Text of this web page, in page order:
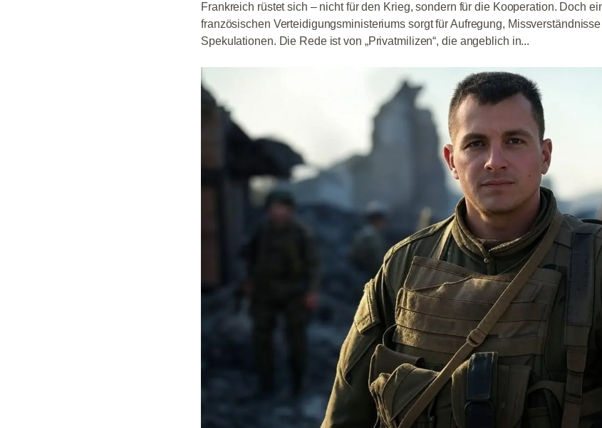
Frankreich rüstet sich – nicht für den Krieg, sondern für die Kooperation. Doch
französischen Verteidigungsministeriums sorgt für Aufregung,
Spekulationen. Die Rede ist von „Privatmilizen“, die angeblich in...